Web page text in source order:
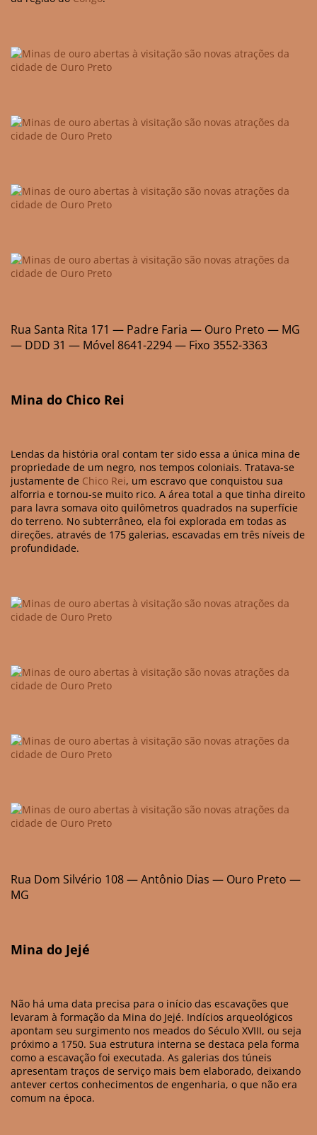
Rua Santa Rita 171 — Padre Faria — Ouro Preto — MG
— DDD 31 — Móvel 8641-2294 — Fixo 3552-3363
Mina do Chico Rei
Lendas da história oral contam ter sido essa a única mina de
propriedade de um negro, nos tempos coloniais. Tratava-se
justamente de Chico Rei, um escravo que conquistou sua
alforria e tornou-se muito rico. A área total a que tinha direito
para lavra somava oito quilômetros quadrados na superfície
do terreno. No subterrâneo, ela foi explorada em todas as
direções, através de 175 galerias, escavadas em três níveis de
profundidade.
Rua Dom Silvério 108 — Antônio Dias — Ouro Preto —
MG
Mina do Jejé
Não há uma data precisa para o início das escavações que
levaram à formação da Mina do Jejé. Indícios arqueológicos
apontam seu surgimento nos meados do Século XVIII, ou seja
próximo a 1750. Sua estrutura interna se destaca pela forma
como a escavação foi executada. As galerias dos túneis
apresentam traços de serviço mais bem elaborado, deixando
antever certos conhecimentos de engenharia, o que não era
comum na época.